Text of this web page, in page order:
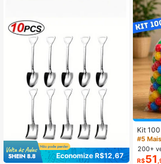
Economize R$12,67
Kit
cina
as
#5
200+
R$51